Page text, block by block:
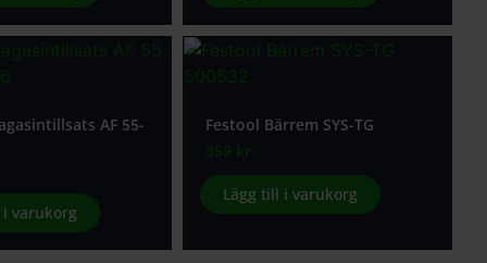
AF 55-
varukorg
Festool Bärrem SYS-TG
359 kr
Lägg till i varukorg